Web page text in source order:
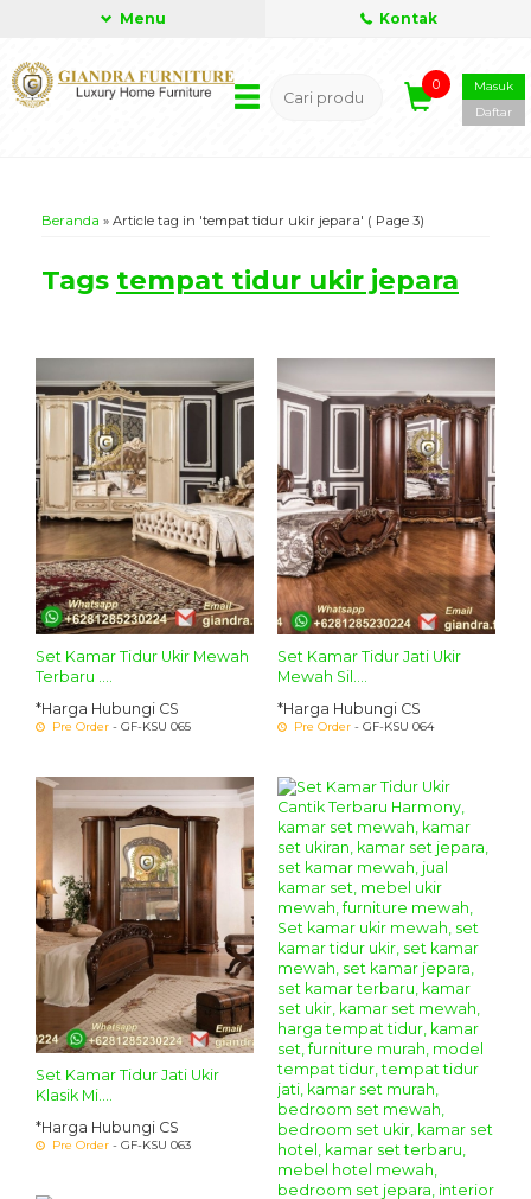
Menu Kontak
0
Masuk
Daftar
Beranda » Article tag in 'tempat tidur ukir jepara' ( Page 3)
Tags tempat tidur ukir jepara
Set Kamar Tidur Ukir Mewah
Terbaru ....
*Harga Hubungi CS
Pre Order - GF-KSU 065
Set Kamar Tidur Jati Ukir
Mewah Sil....
*Harga Hubungi CS
Pre Order - GF-KSU 064
Set Kamar Tidur Jati Ukir
Klasik Mi....
*Harga Hubungi CS
Pre Order - GF-KSU 063